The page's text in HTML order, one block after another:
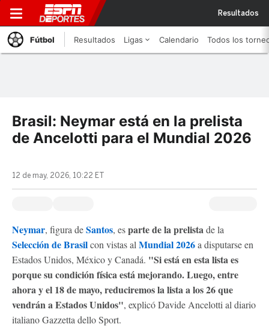
Resultados
Fútbol Resultados Ligas Calendario Todos los
Brasil: Neymar está en la prelista
de Ancelotti para el Mundial 2026
12 de may, 2026, 10:22 ET
Neymar, figura deSantos, esparte de la prelistade la
Selección de Brasilcon vistas al Mundial 2026a disputarse en
Estados Unidos, México y Canadá. "Si está en esta lista es
porque su condición física está mejorando. Luego, entre
ahora y el 18 de mayo, reduciremos la lista a los 26 que
vendrán a Estados Unidos", explicó Davide Ancelotti al diario
italiano Gazzetta dello Sport.